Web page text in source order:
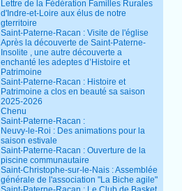
Lettre de la Fédération Familles Rurales
d'Indre-et-Loire aux élus de notre
gterritoire
Saint-Paterne-Racan : Visite de l'église
Après la découverte de Saint-Paterne-
Insolite , une autre découverte a
enchanté les adeptes d’Histoire et
Patrimoine
Saint-Paterne-Racan : Histoire et
Patrimoine a clos en beauté sa saison
2025-2026
Chenu
Saint-Paterne-Racan :
Neuvy-le-Roi : Des animations pour la
saison estivale
Saint-Paterne-Racan : Ouverture de la
piscine communautaire
Saint-Christophe-sur-le-Nais : Assemblée
générale de l'association "La Biche agile"